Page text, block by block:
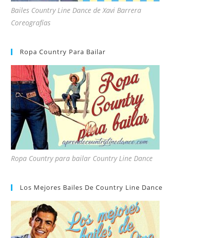
Bailes Country Line Dance de Xavi Barrera
Coreografías
Ropa Country Para Bailar
Ropa Country para bailar Country Line Dance
Los Mejores Bailes De Country Line Dance